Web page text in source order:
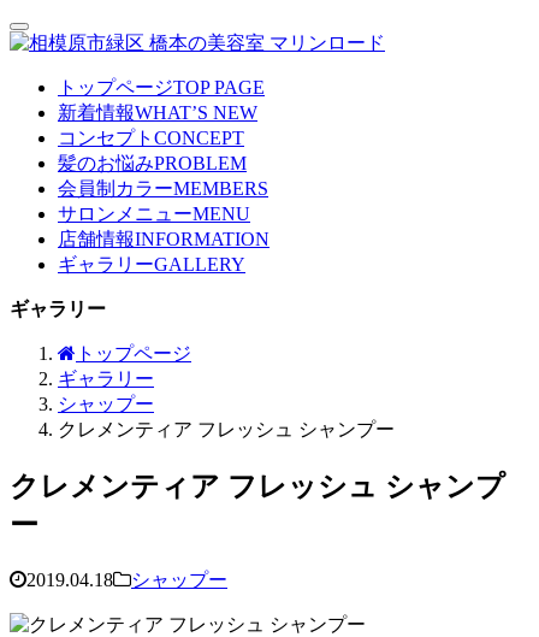
トップページTOP PAGE
新着情報WHAT’S NEW
コンセプト CONCEPT
髪のお悩みPROBLEM
会員制カラーMEMBERS
サロンメニューMENU
店舗情報INFORMATION
ギャラリーGALLERY
ギャラリー
トップページ
ギャラリー
シャップー
クレメンティア フレッシュ シャンプー
クレメンティア フレッシュ シャンプ
ー
2019.04.18 シャップー